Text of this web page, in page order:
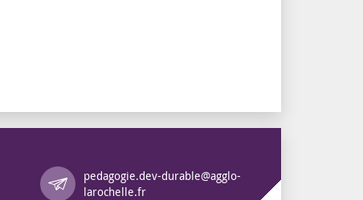
pedagogie.dev-durable@agglo-
larochelle.fr
Annuaire des services